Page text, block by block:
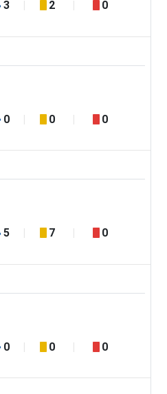
3 2 0
0 0 0
5 7 0
0 0 0